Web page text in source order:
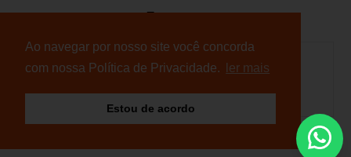
Ao navegar por nosso site você concorda
com nossa Política de Privacidade.
ler mais
Estou de acordo
Enquete